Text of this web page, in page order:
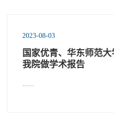
2023-08-03
国家优青、华东师范
我院做学术报告
……